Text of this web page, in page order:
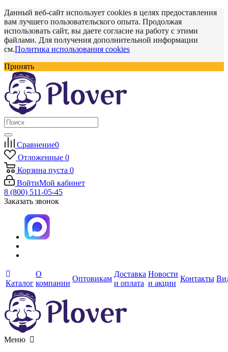
Данный веб-сайт использует cookies в целях предоставления
вам лучшего пользовательского опыта. Продолжая
использовать сайт, вы даете согласие на работу с этими
файлами. Для получения дополнительной информации
см.Политика использования cookies
Принять
Сравнение0
Отложенные 0
Корзина пуста 0
ВойтиМой кабинет
8 (800) 511-05-45
Заказать звонок
Каталог
О
компании
Оптовикам
Доставка
и оплата
Новости
и акции
Контакты
Меню